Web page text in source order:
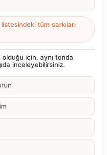
tüm şarkıları
olduğu için, aynı tonda
inceleyebilirsiniz.